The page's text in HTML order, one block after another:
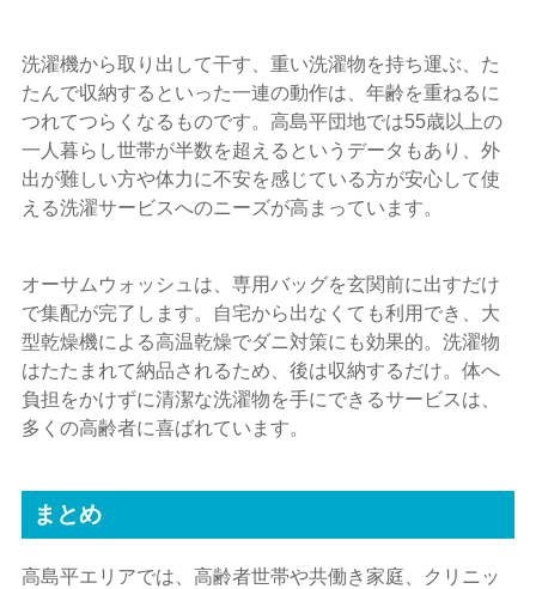
洗濯機から取り出して干す、重い洗濯物を持ち運ぶ、た
たんで収納するといった一連の動作は、年齢を重ねるに
つれてつらくなるものです。高島平団地では55歳以上の
一人暮らし世帯が半数を超えるというデータもあり、外
出が難しい方や体力に不安を感じている方が安心して使
える洗濯サービスへのニーズが高まっています。
オーサムウォッシュは、専用バッグを玄関前に出すだけ
で集配が完了します。自宅から出なくても利用でき、大
型乾燥機による高温乾燥でダニ対策にも効果的。洗濯物
はたたまれて納品されるため、後は収納するだけ。体へ
負担をかけずに清潔な洗濯物を手にできるサービスは、
多くの高齢者に喜ばれています。
まとめ
高島平エリアでは、高齢者世帯や共働き家庭、クリニッ